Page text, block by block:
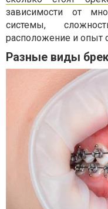
зависимости от
системы,
расположение и опыт
Разные виды